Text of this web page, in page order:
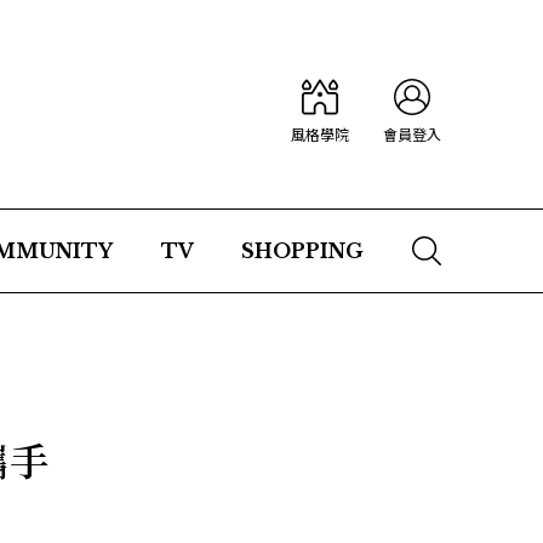
風格學院 會員登入
TV SHOPPING